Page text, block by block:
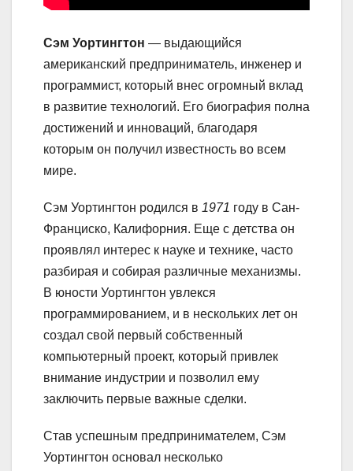
Сэм Уортингтон — выдающийся
американский предприниматель, инженер и
программист, который внес огромный вклад
в развитие технологий. Его биография полна
достижений и инноваций, благодаря
которым он получил известность во всем
мире.
Сэм Уортингтон родился в 1971 году в Сан-
Франциско, Калифорния. Еще с детства он
проявлял интерес к науке и технике, часто
разбирая и собирая различные механизмы.
В юности Уортингтон увлекся
программированием, и в нескольких лет он
создал свой первый собственный
компьютерный проект, который привлек
внимание индустрии и позволил ему
заключить первые важные сделки.
Cтав успешным предпринимателем, Сэм
Уортингтон основал несколько